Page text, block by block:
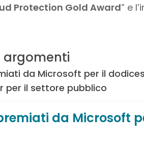
Protection Gold Award” e
argomenti
da Microsoft per il
per il settore pubblico
da Microsoft